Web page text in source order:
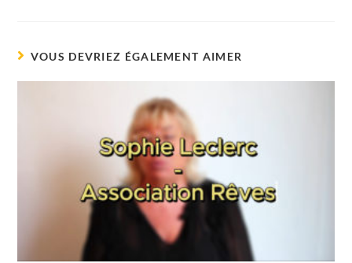
VOUS DEVRIEZ ÉGALEMENT AIMER